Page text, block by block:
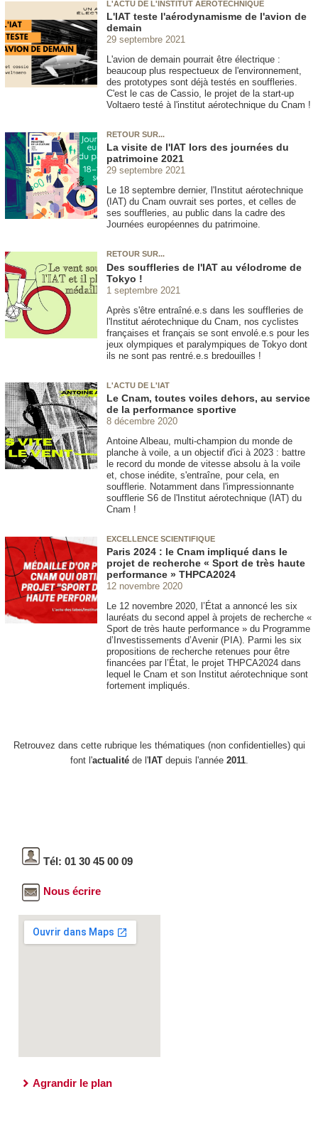
L'ACTU DE L'INSTITUT AÉROTECHNIQUE
L'IAT teste l'aérodynamisme de l'avion de
demain
29 septembre 2021
L'avion de demain pourrait être électrique :
beaucoup plus respectueux de l'environnement,
des prototypes sont déjà testés en souffleries.
C'est le cas de Cassio, le projet de la start-up
Voltaero testé à l'institut aérotechnique du Cnam !
RETOUR SUR...
La visite de l'IAT lors des journées du
patrimoine 2021
29 septembre 2021
Le 18 septembre dernier, l'Institut aérotechnique
(IAT) du Cnam ouvrait ses portes, et celles de
ses souffleries, au public dans la cadre des
Journées européennes du patrimoine.
RETOUR SUR...
Des souffleries de l'IAT au vélodrome de
Tokyo !
1 septembre 2021
Après s'être entraîné.e.s dans les souffleries de
l'Institut aérotechnique du Cnam, nos cyclistes
françaises et français se sont envolé.e.s pour les
jeux olympiques et paralympiques de Tokyo dont
ils ne sont pas rentré.e.s bredouilles !
L'ACTU DE L'IAT
Le Cnam, toutes voiles dehors, au service
de la performance sportive
8 décembre 2020
Antoine Albeau, multi-champion du monde de
planche à voile, a un objectif d'ici à 2023 : battre
le record du monde de vitesse absolu à la voile
et, chose inédite, s'entraîne, pour cela, en
soufflerie. Notamment dans l'impressionnante
soufflerie S6 de l'Institut aérotechnique (IAT) du
Cnam !
EXCELLENCE SCIENTIFIQUE
Paris 2024 : le Cnam impliqué dans le
projet de recherche « Sport de très haute
performance » THPCA2024
12 novembre 2020
Le 12 novembre 2020, l’État a annoncé les six
lauréats du second appel à projets de recherche «
Sport de très haute performance » du Programme
d’Investissements d’Avenir (PIA). Parmi les six
propositions de recherche retenues pour être
financées par l’État, le projet THPCA2024 dans
lequel le Cnam et son Institut aérotechnique sont
fortement impliqués.
Retrouvez dans cette rubrique les thématiques (non confidentielles) qui
font l'actualitéde l'IATdepuis l'année 2011.
Tél: 01 30 45 00 09
Nous écrire
Agrandir le plan